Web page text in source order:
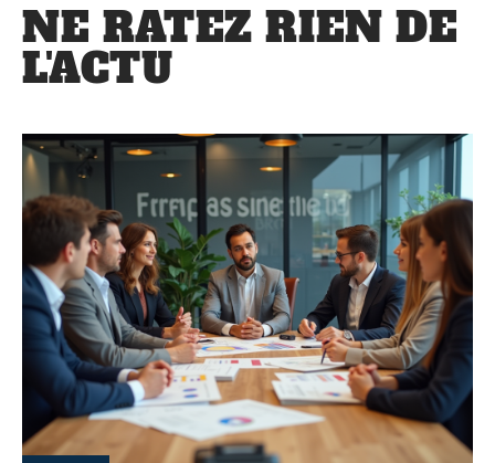
NE RATEZ RIEN DE
L'ACTU